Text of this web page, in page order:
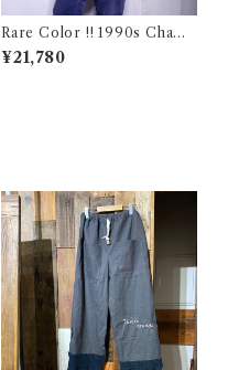
Rare Color !! 1990s Champ
ion Reverse Weave Charco
al Gray Size M / チャンピオ
¥21,780